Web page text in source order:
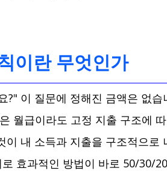
이란 무엇인가
?" 이 질문에 정해진 금액은 없
월급이라도 고정 지출 구조에
이 내 소득과 지출을 구조적으로
효과적인 방법이 바로 50/30/